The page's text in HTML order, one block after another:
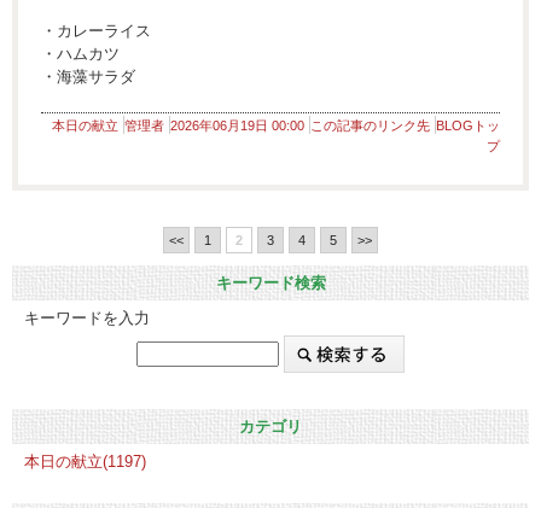
・カレーライス
・ハムカツ
・海藻サラダ
本日の献立 管理者 2026年06月19日 00:00 この記事のリンク先 BLOGトッ
プ
<< 1 2 3 4 5 >>
キーワード検索
キーワードを入力
カテゴリ
本日の献立(1197)